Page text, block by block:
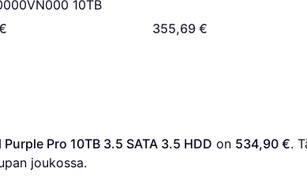
10TB
355,69 €
Pro 10TB 3.5 SATA 3.5 HDD on 534,90 €.
joukossa.